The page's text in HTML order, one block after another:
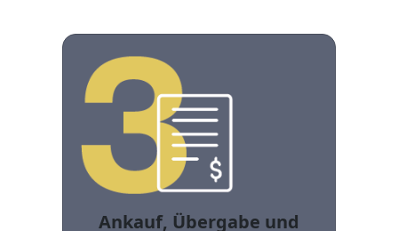
Ankauf, Übergabe und